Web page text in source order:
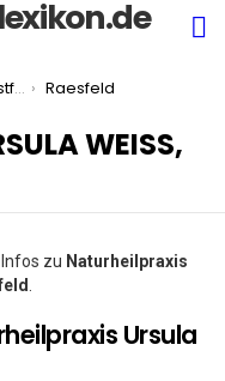
Raesfeld
WEISS, H
zu Naturheilpraxis
Ursula